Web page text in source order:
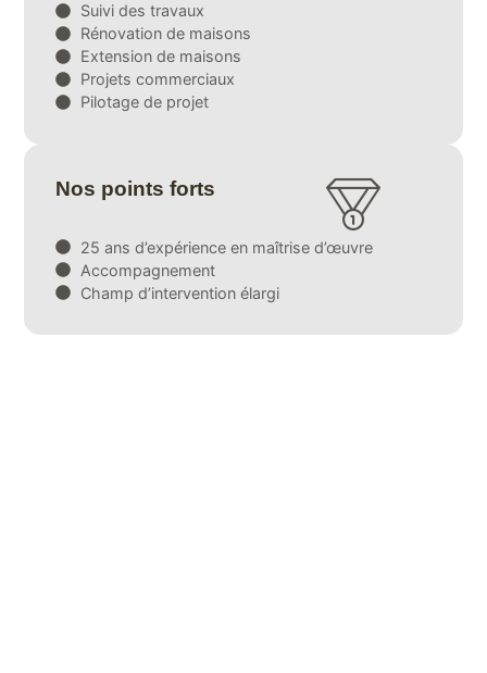
Suivi des travaux
Rénovation de maisons
Extension de maisons
Projets commerciaux
Pilotage de projet
Nos points forts
25 ans d’expérience en maîtrise d’œuvre
Accompagnement
Champ d’intervention élargi